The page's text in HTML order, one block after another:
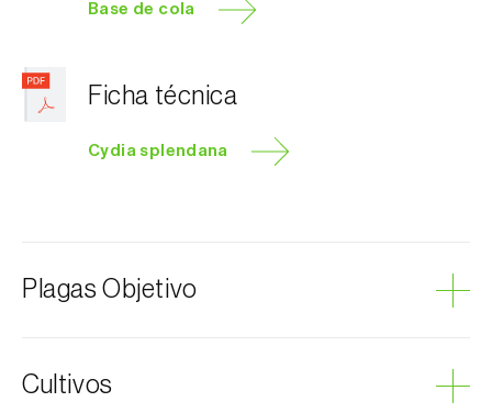
Base de cola
Ficha técnica
Cydia splendana
Plagas Objetivo
Cultivos